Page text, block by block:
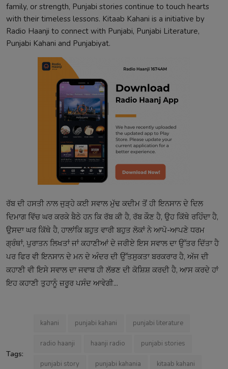
family, or strength, Punjabi stories continue to touch hearts
with their timeless lessons. Kitaab Kahani is a initiative by
Radio Haanji to connect with Punjabi, Punjabi Literature,
Punjabi Kahani and Punjabiyat.
ਰੱਬ ਦੀ ਹਸਤੀ ਨਾਲ ਜੁੜ੍ਹੇ ਕਈ ਸਵਾਲ ਮੁੱਢ ਕਦੀਮ ਤੋਂ ਹੀ ਇਨਸਾਨ ਦੇ ਦਿਲ
ਦਿਮਾਗ ਵਿੱਚ ਘਰ ਕਰਕੇ ਬੈਠੇ ਹਨ ਕਿ ਰੱਬ ਕੀ ਹੈ, ਰੱਬ ਕੌਣ ਹੈ, ਉਹ ਕਿੱਥੇ ਰਹਿੰਦਾ ਹੈ,
ਉਸਦਾ ਘਰ ਕਿੱਥੇ ਹੈ, ਹਾਲਾਂਕਿ ਬਹੁਤ ਵਾਰੀ ਬਹੁਤ ਲੋਕਾਂ ਨੇ ਆਪੋ-ਆਪਣੇ ਧਰਮ
ਗ੍ਰੰਥਾਂ, ਪੁਰਾਤਨ ਲਿਖਤਾਂ ਜਾਂ ਕਹਾਣੀਆਂ ਦੇ ਜਰੀਏ ਇਸ ਸਵਾਲ ਦਾ ਉੱਤਰ ਦਿੱਤਾ ਹੈ
ਪਰ ਫਿਰ ਵੀ ਇਨਸਾਨ ਦੇ ਮਨ ਦੇ ਅੰਦਰ ਦੀ ਉੱਤਸੁਕਤਾ ਬਰਕਰਾਰ ਹੈ, ਅੱਜ ਦੀ
ਕਹਾਣੀ ਵੀ ਇਸੇ ਸਵਾਲ ਦਾ ਜਵਾਬ ਹੀ ਲੱਭਣ ਦੀ ਕੋਸ਼ਿਸ਼ ਕਰਦੀ ਹੈ, ਆਸ ਕਰਦੇ ਹਾਂ
ਇਹ ਕਹਾਣੀ ਤੁਹਾਨੂੰ ਜ਼ਰੂਰ ਪਸੰਦ ਆਵੇਗੀ...
Tags:
kahani punjabi kahani punjabi literature
radio haanji haanji radio punjabi stories
punjabi story punjabi kahania kitaab kahani